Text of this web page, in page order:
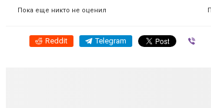
Пока еще никто не оценил
Reddit Telegram